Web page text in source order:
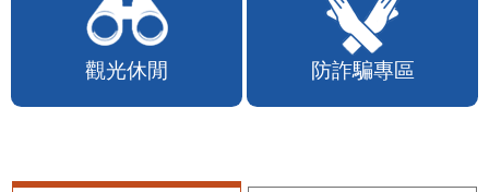
觀光休閒 防詐騙專區